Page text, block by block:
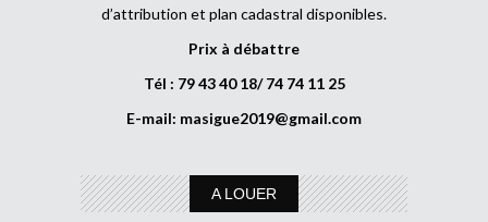
d’attribution et plan cadastral disponibles.
Prix à débattre
Tél : 79 43 40 18/ 74 74 11 25
E-mail: masigue2019@gmail.com
A LOUER